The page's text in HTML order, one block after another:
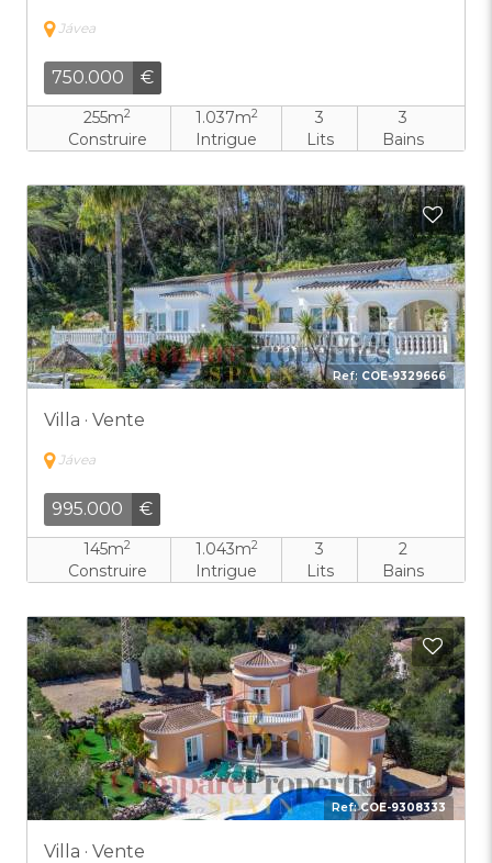
Jávea
750.000 €
255m2
Construire
1.037m2
Intrigue
3
Lits
3
Bains
Ref: COE-9329666
Villa · Vente
Jávea
995.000 €
145m2
Construire
1.043m2
Intrigue
3
Lits
2
Bains
Ref:COE-9308333
Villa · Vente